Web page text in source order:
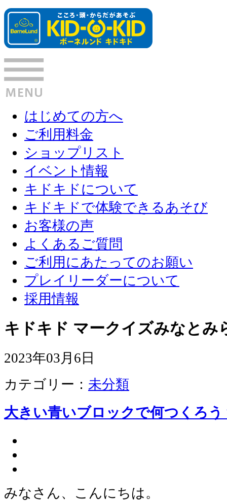
はじめての方へ
ご利用料金
ショップリスト
イベント情報
キドキドについて
キドキドで体験できるあそび
お客様の声
よくあるご質問
ご利用にあたってのお願い
プレイリーダーについて
採用情報
キドキド マークイズみなとみ
2023年03月6日
カテゴリー： 未分類
大きい青いブロックで何つくろう
みなさん、こんにちは。